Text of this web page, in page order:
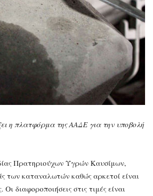
η πλατφόρμα της ΑΑΔΕ για την υποβολή
Πρατηριούχων Υγρών Καυσίμων,
των καταναλωτών καθώς αρκετοί είναι
διαφοροποιήσεις στις τιμές είναι